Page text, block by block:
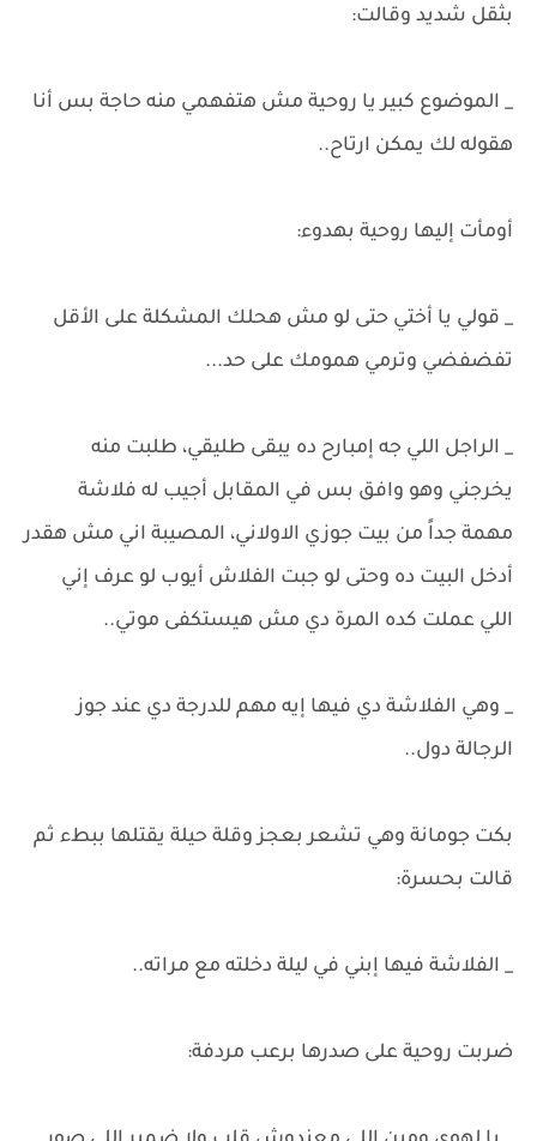
بثقل شديد وقالت:
_ الموضوع كبير يا روحية مش هتفهمي منه حاجة بس أنا
هقوله لك يمكن ارتاح..
أومأت إليها روحية بهدوء:
_ قولي يا أختي حتى لو مش هحلك المشكلة على الأقل
تفضفضي وترمي همومك على حد...
_ الراجل اللي جه إمبارح ده يبقى طليقي، طلبت منه
يخرجني وهو وافق بس في المقابل أجيب له فلاشة
مهمة جداً من بيت جوزي الاولاني، المصيبة اني مش هقدر
أدخل البيت ده وحتى لو جبت الفلاش أيوب لو عرف إني
اللي عملت كده المرة دي مش هيستكفى موتي..
_ وهي الفلاشة دي فيها إيه مهم للدرجة دي عند جوز
الرجالة دول..
بكت جومانة وهي تشعر بعجز وقلة حيلة يقتلها ببطء ثم
قالت بحسرة:
_ الفلاشة فيها إبني في ليلة دخلته مع مراته..
ضربت روحية على صدرها برعب مردفة: